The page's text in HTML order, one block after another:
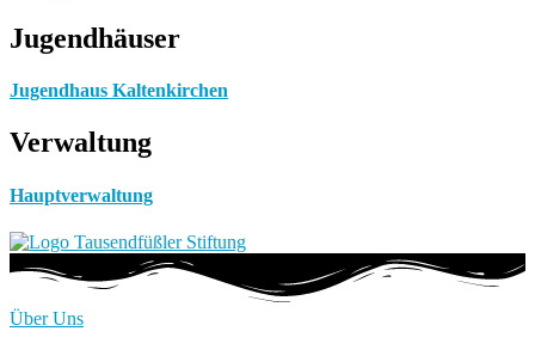
Jugendhäuser
Jugendhaus Kaltenkirchen
Verwaltung
Hauptverwaltung
Über Uns